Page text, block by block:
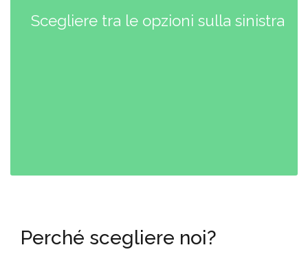
Scegliere tra le opzioni sulla sinistra
Perché scegliere noi?